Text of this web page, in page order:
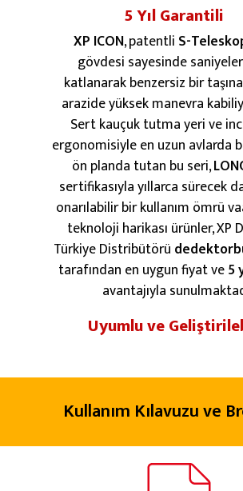
5 Yıl Garantili
XP ICON, patentli S-
gövdesi sayesinde
katlanarak benzersiz bir
arazide yüksek manevra
Sert kauçuk tutma yeri ve
ergonomisiyle en uzun avlarda
ön planda tutan bu seri,
sertifikasıyla yıllarca sürecek
onarılabilir bir kullanım ömrü
teknoloji harikası ürünler, XP
Türkiye Distribütörü
tarafından en uygun fiyat ve5
avantajıyla
Uyumlu ve
Kullanım Kılavuzu ve